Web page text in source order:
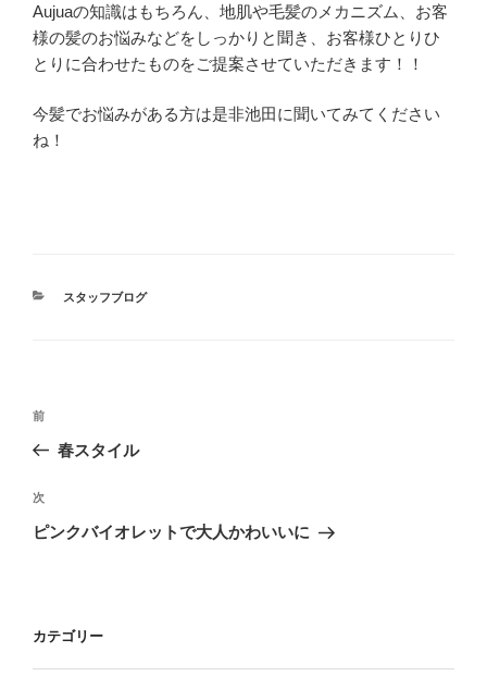
Aujuaの知識はもちろん、地肌や毛髪のメカニズム、お客
様の髪のお悩みなどをしっかりと聞き、お客様ひとりひ
とりに合わせたものをご提案させていただきます！！
今髪でお悩みがある方は是非池田に聞いてみてください
ね！
カ
スタッフブログ
投
ビ
ゲ
ン
過
去
投
稿
前
春スタイル
次
の
次
ピンクバイオレットで大人かわいいに
カテゴリー